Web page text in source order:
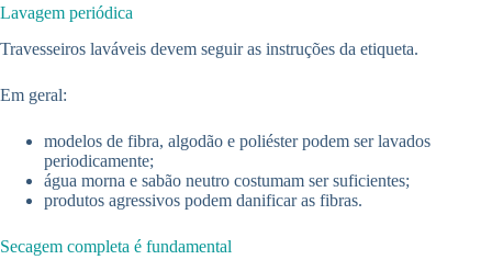
Lavagem periódica
Travesseiros laváveis devem seguir as instruções da etiqueta.
Em geral:
modelos de fibra, algodão e poliéster podem ser lavados
periodicamente;
água morna e sabão neutro costumam ser suficientes;
produtos agressivos podem danificar as fibras.
Secagem completa é fundamental